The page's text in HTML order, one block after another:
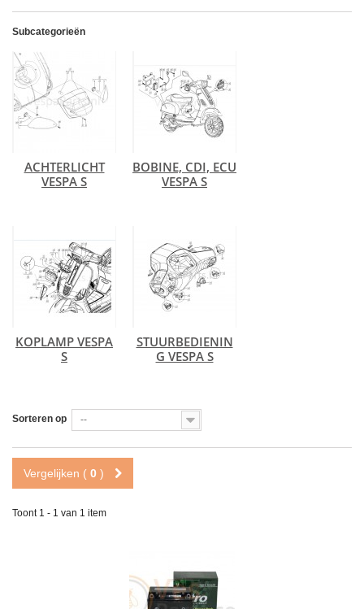
Subcategorieën
ACHTERLICHT
VESPA S
BOBINE, CDI, ECU
VESPA S
KOPLAMP VESPA
S
STUURBEDIENIN
G VESPA S
Sorteren op --
Vergelijken ( 0 )
Toont 1 - 1 van 1 item